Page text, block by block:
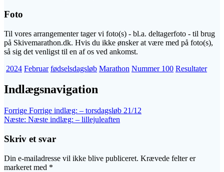
Foto
Til vores arrangementer tager vi foto(s) - bl.a. deltagerfoto - til brug
på Skivemarathon.dk. Hvis du ikke ønsker at være med på foto(s),
så sig det venligst til en af os ved ankomst.
2024 Februar fødselsdagsløb Marathon Nummer 100 Resultater
Indlægsnavigation
Forrige Forrige indlæg: – torsdagsløb 21/12
Næste: Næste indlæg: – lillejuleaften
Skriv et svar
Din e-mailadresse vil ikke blive publiceret. Krævede felter er
markeret med *